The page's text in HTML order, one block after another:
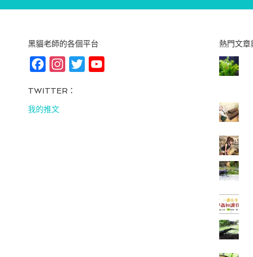
黑貓老師的各個平台
Fa
bo
ok
In
ag
T
TWITTER：
我的推文
熱門文章